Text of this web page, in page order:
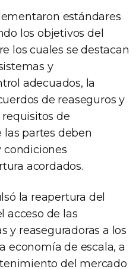
estándares
los objetivos del
los cuales se destacan
y
adecuados, la
de reaseguros y
requisitos de
partes deben
condiciones
acordados.
la reapertura del
acceso de las
y reaseguradoras a los
economía de escala, a
del mercado